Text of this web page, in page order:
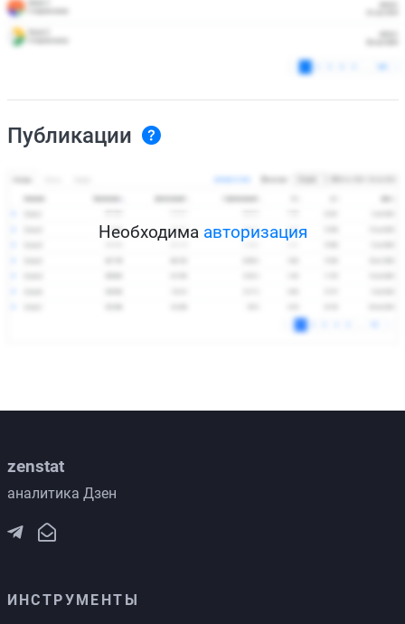
Публикации
Необходима авторизация
zenstat
аналитика Дзен
ИНСТРУМЕНТЫ